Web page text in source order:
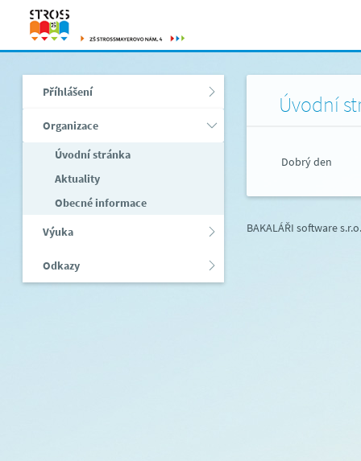
Příhlášení
Organizace
Úvodní stránka
Aktuality
Obecné informace
Výuka
Odkazy
Úvodní
Dobrý den
BAKALÁŘI software s.r.o.